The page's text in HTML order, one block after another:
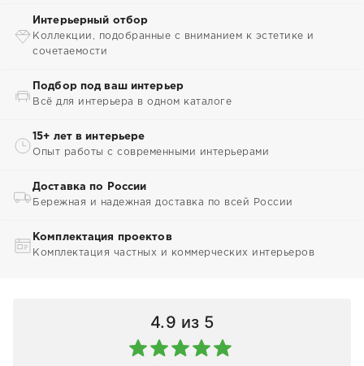
Интерьерный отбор
Коллекции, подобранные с вниманием к эстетике и
сочетаемости
Подбор под ваш интерьер
Всё для интерьера в одном каталоге
15+ лет в интерьере
Опыт работы с современными интерьерами
Доставка по России
Бережная и надежная доставка по всей России
Комплектация проектов
Комплектация частных и коммерческих интерьеров
4.9 из 5